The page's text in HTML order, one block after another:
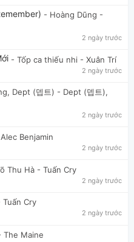
- Hoàng Dũng -
2 ngày trước
- Tốp ca thiếu nhi - Xuân Trí
2 ngày trước
Dept (뎁트) - Dept (뎁트),
2 ngày trước
Benjamin
2 ngày trước
Thu Hà - Tuấn Cry
2 ngày trước
Tuấn Cry
2 ngày trước
The Maine